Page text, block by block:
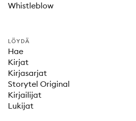
Whistleblow
LÖYDÄ
Hae
Kirjat
Kirjasarjat
Storytel Original
Kirjailijat
Lukijat